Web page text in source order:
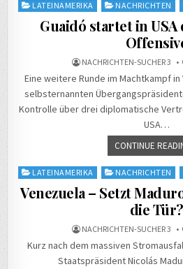
Posted
LATEINAMERIKA NACHRICHTEN
Guaidó startet in
NACHRICHTEN-SUCHER 3
Eine weitere Runde im Machtkampf
selbsternannten
Kontrolle über drei diplomatische
USA…
CONTINUE
Posted
in
LATEINAMERIKA NACHRICHTEN
Venezuela – Setzt
die Tür?
NACHRICHTEN-SUCHER 3
Kurz nach dem massiven
Staatspräsident Nicolás